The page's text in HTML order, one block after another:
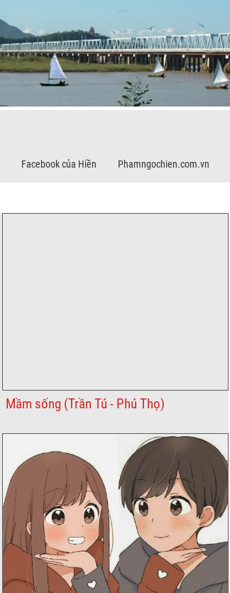
Facebook của Hiền Phamngochien.com.vn
Mầm sống (Trần Tú - Phú Thọ)